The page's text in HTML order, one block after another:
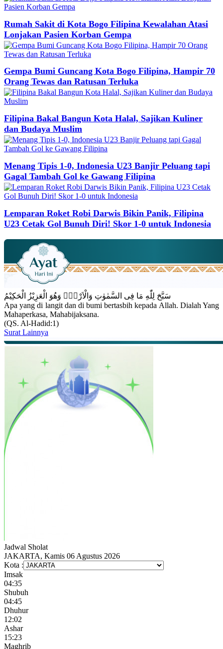
Rumah Sakit di Kota Bogo Filipina Kewalahan Atasi
Lonjakan Pasien Korban Gempa
Gempa Bumi Guncang Kota Bogo Filipina, Hampir 70
Orang Tewas dan Ratusan Terluka
Filipina Bakal Bangun Kota Halal, Sajikan Kuliner
dan Budaya Muslim
Menang Tipis 1-0, Indonesia U23 Banjir Peluang tapi
Gagal Tambah Gol ke Gawang Filipina
Lemparan Roket Robi Darwis Bikin Panik, Filipina
U23 Cetak Gol Bunuh Diri! Skor 1-0 untuk Indonesia
سَبَّحَ لِلّٰهِ مَا فِى السَّمٰوٰتِ وَالْاَرْضِۚ وَهُوَ الْعَزِيْزُ الْحَكِيْمُ
Apa yang di langit dan di bumi bertasbih kepada Allah. Dialah Yang
Mahaperkasa, Mahabijaksana.
(QS. Al-Hadid:1)
Surat Lainnya
Jadwal Sholat
JAKARTA, Kamis 06 Agustus 2026
Kota :
Imsak
04:35
Shubuh
04:45
Dhuhur
12:02
Ashar
15:23
Maghrib